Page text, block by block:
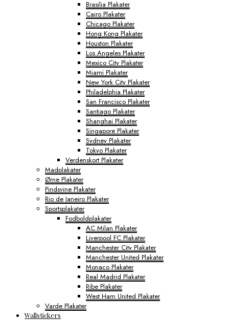
Brasilia Plakater
Cairo Plakater
Chicago Plakater
Hong Kong Plakater
Houston Plakater
Los Angeles Plakater
Mexico City Plakater
Miami Plakater
New York City Plakater
Philadelphia Plakater
San Francisco Plakater
Santiago Plakater
Shanghai Plakater
Singapore Plakater
Sydney Plakater
Tokyo Plakater
Verdenskort Plakater
Madplakater
Ørne Plakater
Pindsvine Plakater
Rio de Janeiro Plakater
Sportsplakater
Fodboldplakater
AC Milan Plakater
Liverpool FC Plakater
Manchester City Plakater
Manchester United Plakater
Monaco Plakater
Real Madrid Plakater
Ribe Plakater
West Ham United Plakater
Varde Plakater
Wallstickers